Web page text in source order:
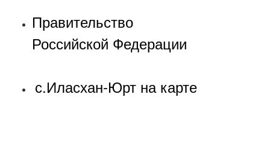
Правительство
Российской Федерации
с.Иласхан-Юрт на карте